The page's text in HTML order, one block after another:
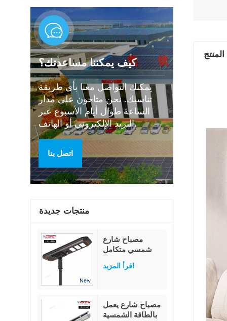
كيف يمكننا مساعدتك؟
يمكنك التواصل معنا بأي طريقة
تناسبك. نحن متاحون على مدار
الساعة طوال أيام الأسبوع عبر
البريد الإلكتروني أو الهاتف.
اتصل بنا
منتجات جديدة
مصباح شارع
شمسي متكامل
مزود بمستشعر
لومن/واط، وبطارية
ليثيوم فوسفات
اقرأ المزيد
مصباح شارع يعمل
بالطاقة الشمسية